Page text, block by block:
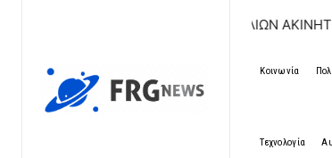
ΔΩΡΕΑΝ ΚΑΤΑΧΩΡΗΣΗ ΑΓΓΕΛΙΩΝ ΑΚΙΝΗΤΩΝ &
Κοινωνία
Τεχνολογία